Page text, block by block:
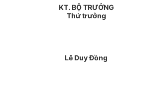
KT. BỘ TRƯỞNG
Thứ trưởng
Lê Duy Đồng